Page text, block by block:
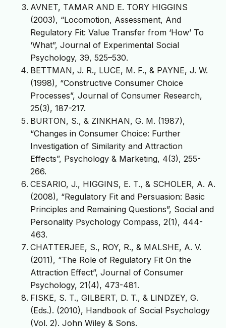
AVNET, TAMAR AND E. TORY HIGGINS
(2003), “Locomotion, Assessment, And
Regulatory Fit: Value Transfer from ‘How’ To
‘What”, Journal of Experimental Social
Psychology, 39, 525–530.
BETTMAN, J. R., LUCE, M. F., & PAYNE, J. W.
(1998), “Constructive Consumer Choice
Processes”, Journal of Consumer Research,
25(3), 187-217.
BURTON, S., & ZINKHAN, G. M. (1987),
“Changes in Consumer Choice: Further
Investigation of Similarity and Attraction
Effects”, Psychology & Marketing, 4(3), 255-
266.
CESARIO, J., HIGGINS, E. T., & SCHOLER, A. A.
(2008), “Regulatory Fit and Persuasion: Basic
Principles and Remaining Questions”, Social and
Personality Psychology Compass, 2(1), 444-
463.
CHATTERJEE, S., ROY, R., & MALSHE, A. V.
(2011), “The Role of Regulatory Fit On the
Attraction Effect”, Journal of Consumer
Psychology, 21(4), 473-481.
FISKE, S. T., GILBERT, D. T., & LINDZEY, G.
(Eds.). (2010), Handbook of Social Psychology
(Vol. 2). John Wiley & Sons.